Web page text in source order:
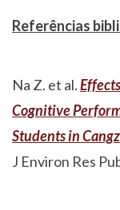
Referências
Na Z. et al.
Cognitive
Students in
J Environ Res